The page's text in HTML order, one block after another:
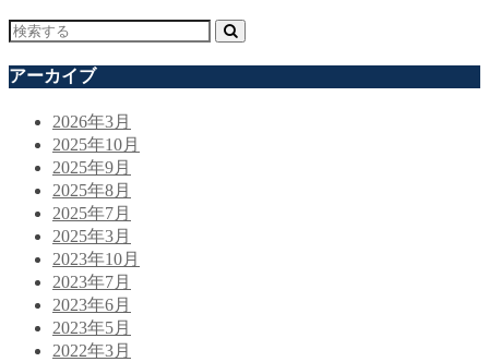
アーカイブ
2026年3月
2025年10月
2025年9月
2025年8月
2025年7月
2025年3月
2023年10月
2023年7月
2023年6月
2023年5月
2022年3月